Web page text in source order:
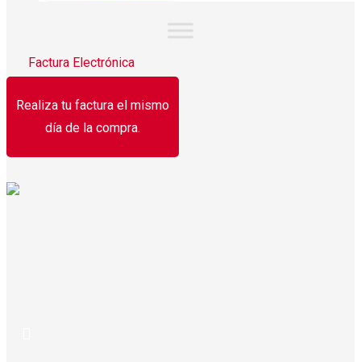
Factura Electrónica
Realiza tu factura el mismo
día de la compra.